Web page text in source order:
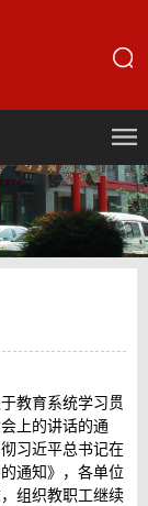
教育系统学习贯
上的讲话的通
习近平总书记在
通知》，各单位
组织教职工继续